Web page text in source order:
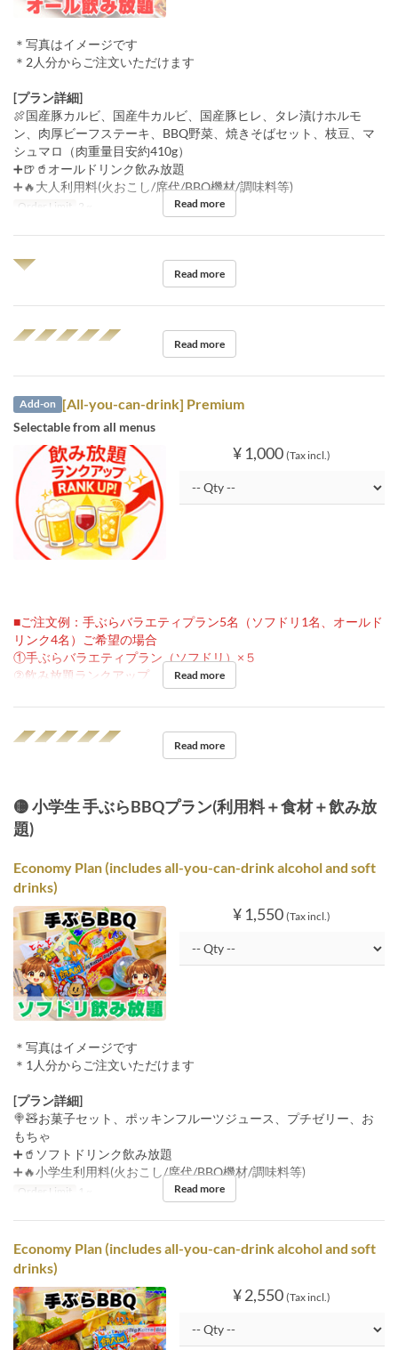
＊写真はイメージです
＊2人分からご注文いただけます
[プラン詳細]
🍖国産豚カルビ、国産牛カルビ、国産豚ヒレ、タレ漬けホルモ
ン、肉厚ビーフステーキ、BBQ野菜、焼きそばセット、枝豆、マ
シュマロ（肉重量目安約410g）
➕🍺🥤オールドリンク飲み放題
➕🔥大人利用料(火おこし/席代/BBQ機材/調味料等)
Order Limit 2 ~ Read more
◥◤
Read more
◢◤◢◤◢◤◢◤◢◤
Read more
Add-on [All-you-can-drink] Premium
Selectable from all menus
¥ 1,000 (Tax incl.)
■ご注文例：手ぶらバラエティプラン5名（ソフドリ1名、オールド
リンク4名）ご希望の場合
①手ぶらバラエティプラン（ソフドリ）×５
②飲み放題ランクアップ ×４Read more
◢◤◢◤◢◤◢◤◢◤
Read more
🟡 小学生 手ぶらBBQプラン(利用料＋食材＋飲み放
題)
Economy Plan (includes all-you-can-drink alcohol and soft
drinks)
¥ 1,550 (Tax incl.)
＊写真はイメージです
＊1人分からご注文いただけます
[プラン詳細]
🍭🧸お菓子セット、ポッキンフルーツジュース、プチゼリー、お
もちゃ
➕🥤ソフトドリンク飲み放題
➕🔥小学生利用料(火おこし/席代/BBQ機材/調味料等)
Order Limit 1 ~ Read more
Economy Plan (includes all-you-can-drink alcohol and soft
drinks)
¥ 2,550 (Tax incl.)